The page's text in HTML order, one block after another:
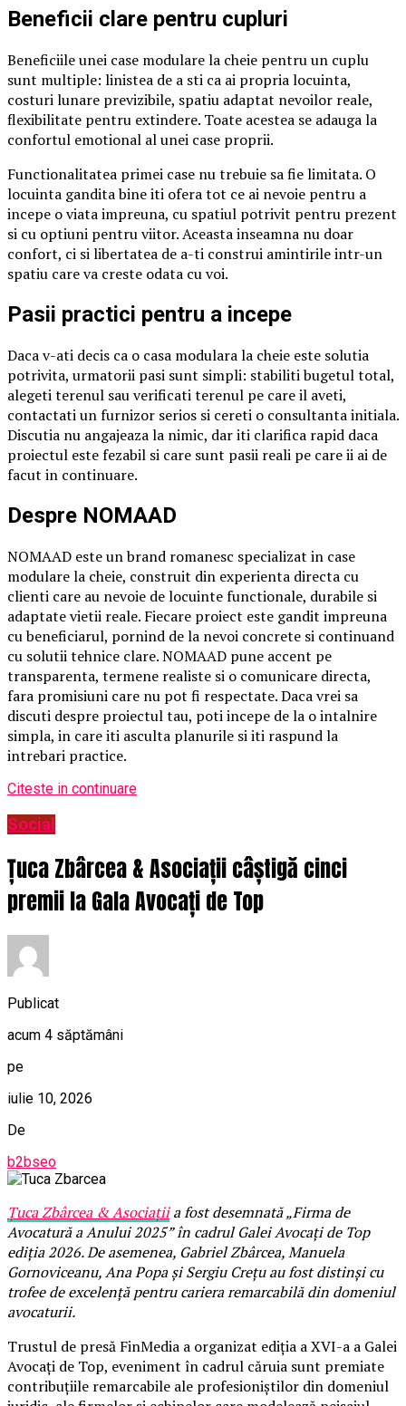
Beneficii clare pentru cupluri
Beneficiile unei case modulare la cheie pentru un cuplu
sunt multiple: linistea de a sti ca ai propria locuinta,
costuri lunare previzibile, spatiu adaptat nevoilor reale,
flexibilitate pentru extindere. Toate acestea se adauga la
confortul emotional al unei case proprii.
Functionalitatea primei case nu trebuie sa fie limitata. O
locuinta gandita bine iti ofera tot ce ai nevoie pentru a
incepe o viata impreuna, cu spatiul potrivit pentru prezent
si cu optiuni pentru viitor. Aceasta inseamna nu doar
confort, ci si libertatea de a-ti construi amintirile intr-un
spatiu care va creste odata cu voi.
Pasii practici pentru a incepe
Daca v-ati decis ca o casa modulara la cheie este solutia
potrivita, urmatorii pasi sunt simpli: stabiliti bugetul total,
alegeti terenul sau verificati terenul pe care il aveti,
contactati un furnizor serios si cereti o consultanta initiala.
Discutia nu angajeaza la nimic, dar iti clarifica rapid daca
proiectul este fezabil si care sunt pasii reali pe care ii ai de
facut in continuare.
Despre NOMAAD
NOMAAD este un brand romanesc specializat in case
modulare la cheie, construit din experienta directa cu
clienti care au nevoie de locuinte functionale, durabile si
adaptate vietii reale. Fiecare proiect este gandit impreuna
cu beneficiarul, pornind de la nevoi concrete si continuand
cu solutii tehnice clare. NOMAAD pune accent pe
transparenta, termene realiste si o comunicare directa,
fara promisiuni care nu pot fi respectate. Daca vrei sa
discuti despre proiectul tau, poti incepe de la o intalnire
simpla, in care iti asculta planurile si iti raspund la
intrebari practice.
Citeste in continuare
Social
Țuca Zbârcea & Asociații câștigă cinci
premii la Gala Avocați de Top
Publicat
acum 4 săptămâni
pe
iulie 10, 2026
De
b2bseo
Țuca Zbârcea & Asociațiia fost desemnată „Firma de
Avocatură a Anului 2025” în cadrul Galei Avocați de Top
ediția 2026. De asemenea, Gabriel Zbârcea, Manuela
Gornoviceanu, Ana Popa și Sergiu Crețu au fost distinși cu
trofee de excelență pentru cariera remarcabilă din domeniul
avocaturii.
Trustul de presă FinMedia a organizat ediția a XVI-a a Galei
Avocați de Top, eveniment în cadrul căruia sunt premiate
contribuțiile remarcabile ale profesioniștilor din domeniul